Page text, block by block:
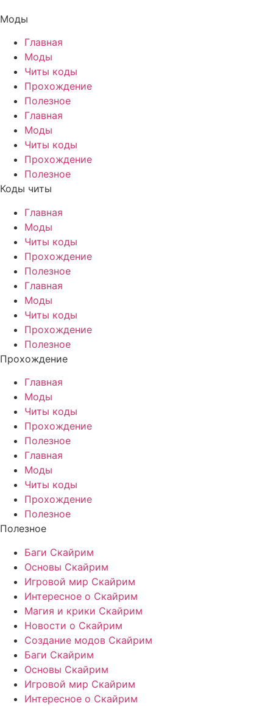
Моды
Главная
Моды
Читы коды
Прохождение
Полезное
Главная
Моды
Читы коды
Прохождение
Полезное
Коды читы
Главная
Моды
Читы коды
Прохождение
Полезное
Главная
Моды
Читы коды
Прохождение
Полезное
Прохождение
Главная
Моды
Читы коды
Прохождение
Полезное
Главная
Моды
Читы коды
Прохождение
Полезное
Полезное
Баги Скайрим
Основы Скайрим
Игровой мир Скайрим
Интересное о Скайрим
Магия и крики Скайрим
Новости о Скайрим
Создание модов Скайрим
Баги Скайрим
Основы Скайрим
Игровой мир Скайрим
Интересное о Скайрим